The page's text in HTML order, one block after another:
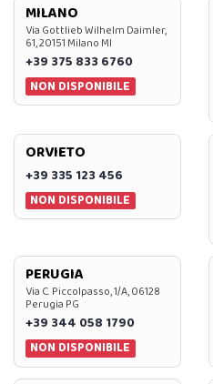
MILANO
Via Gottlieb Wilhelm Daimler,
61, 20151 Milano MI
+39 375 833 6760
NON DISPONIBILE
ORVIETO
+39 335 123 456
NON DISPONIBILE
PERUGIA
Via C. Piccolpasso, 1/A, 06128
Perugia PG
+39 344 058 1790
NON DISPONIBILE